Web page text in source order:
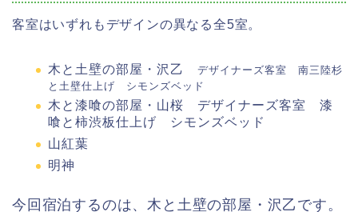
客室はいずれもデザインの異なる全5室。
木と土壁の部屋・沢乙 デザイナーズ客室 南三陸杉
と土壁仕上げ シモンズベッド
木と漆喰の部屋・山桜 デザイナーズ客室 漆
喰と柿渋板仕上げ シモンズベッド
山紅葉
明神
今回宿泊するのは、木と土壁の部屋・沢乙です。